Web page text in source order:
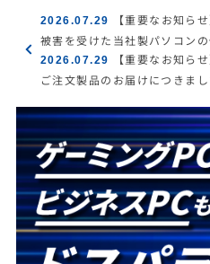
2026.07.29
【重要なお知ら
被害を受けた当社製パソコン
2026.07.29
【重要なお知ら
ご注文製品のお届けにつきまし